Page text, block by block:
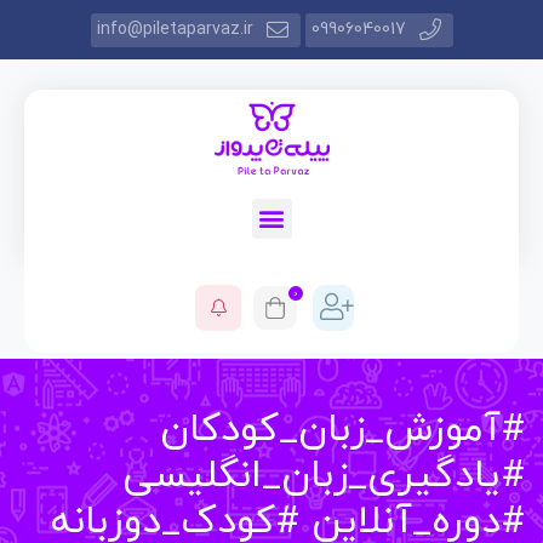
09906040017
info@piletaparvaz.ir
0
#کودک_دوزبانه